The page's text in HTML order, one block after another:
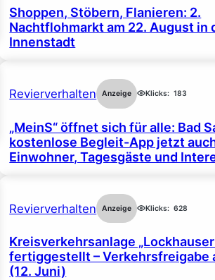
Shoppen, Stöbern, Flanieren: 2.
Nachtflohmarkt am 22. August in
Innenstadt
Revierverhalten Anzeige Klicks: 183
„MeinS“ öffnet sich für alle: Bad
kostenlose Begleit-App jetzt
Einwohner, Tagesgäste und
Revierverhalten Anzeige Klicks: 628
Kreisverkehrsanlage
fertiggestellt – Verkehrsfreigabe
(12. Juni)